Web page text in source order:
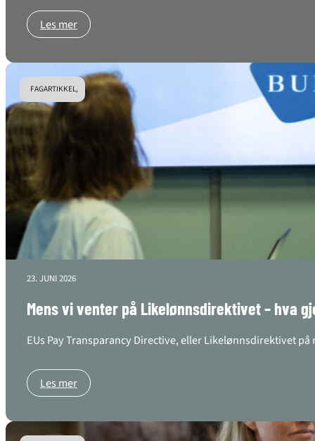
Les mer
FAGARTIKKEL,
23. JUNI 2026
Mens vi venter på Likelønnsdirektivet – hva
EUs Pay Transparancy Directive, eller Likelønnsdirektivet
Les mer